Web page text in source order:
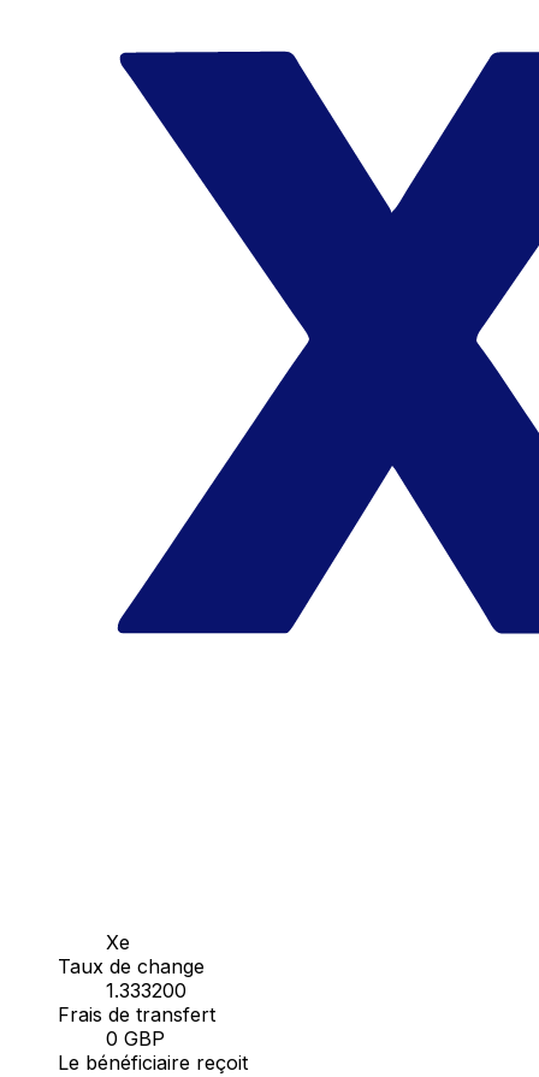
Xe
Taux de change
1.333200
Frais de transfert
0 GBP
Le bénéficiaire reçoit